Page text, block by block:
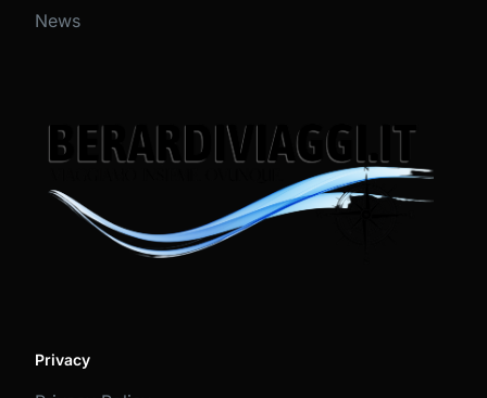
News
Privacy